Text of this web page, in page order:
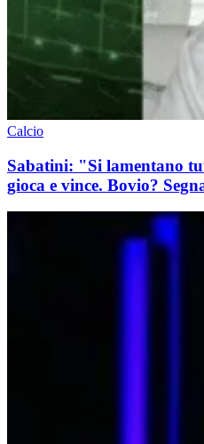
Calcio
Sabatini: "Si lamentano
gioca e vince. Bovio?